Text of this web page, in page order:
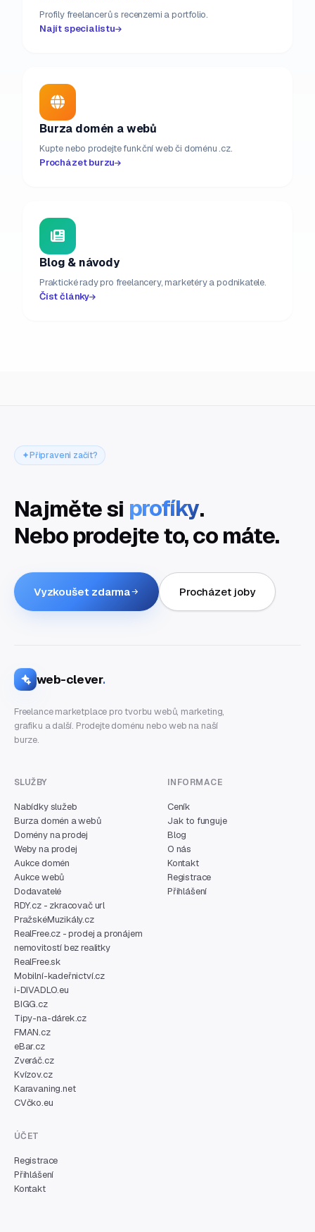
Profily freelancerů s recenzemi a portfolio.
Najít specialistu
Burza domén a webů
Kupte nebo prodejte funkční web či doménu .cz.
Procházet burzu
Blog & návody
Praktické rady pro freelancery, marketéry a podnikatele.
Číst články
Připraveni začít?
Najměte si profíky.
Nebo prodejte to, co máte.
Vyzkoušet zdarma Procházet joby
web-clever.
Freelance marketplace pro tvorbu webů, marketing,
grafiku a další. Prodejte doménu nebo web na naší
burze.
SLUŽBY
Nabídky služeb
Burza domén a webů
Domény na prodej
Weby na prodej
Aukce domén
Aukce webů
Dodavatelé
RDY.cz - zkracovač url
PražskéMuzikály.cz
RealFree.cz - prodej a pronájem
nemovitostí bez realitky
RealFree.sk
Mobilní-kadeřnictví.cz
i-DIVADLO.eu
BIGG.cz
Tipy-na-dárek.cz
FMAN.cz
eBar.cz
Zveráč.cz
Kvízov.cz
Karavaning.net
CVčko.eu
INFORMACE
Ceník
Jak to funguje
Blog
O nás
Kontakt
Registrace
Přihlášení
ÚČET
Registrace
Přihlášení
Kontakt